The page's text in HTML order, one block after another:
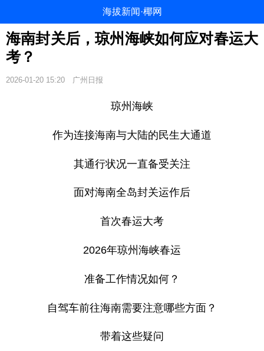
海拔新闻·椰网
海南封关后，琼州海峡如何应对春运大
考？
2026-01-20 15:20 广州日报
琼州海峡
作为连接海南与大陆的民生大通道
其通行状况一直备受关注
面对海南全岛封关运作后
首次春运大考
2026年琼州海峡春运
准备工作情况如何？
自驾车前往海南需要注意哪些方面？
带着这些疑问